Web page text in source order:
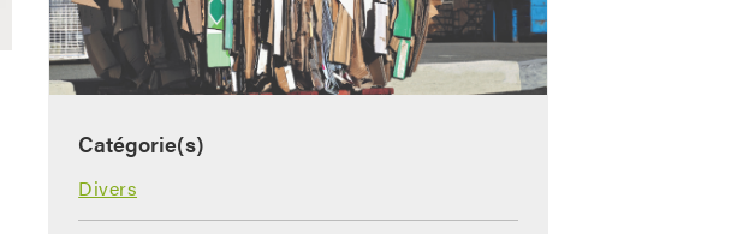
Catégorie(s)
Divers